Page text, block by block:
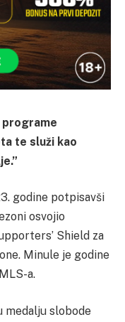
programe
te služi kao
godine potpisavši
osvojio
Shield za
Minule je godine
a.
medalju slobode